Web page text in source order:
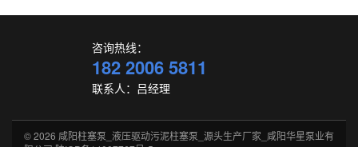
咨询热线：
182 2006 5811
联系人：吕经理
© 2026 咸阳柱塞泵_液压驱动污泥柱塞泵_源头生产厂家_咸阳华星泵业有